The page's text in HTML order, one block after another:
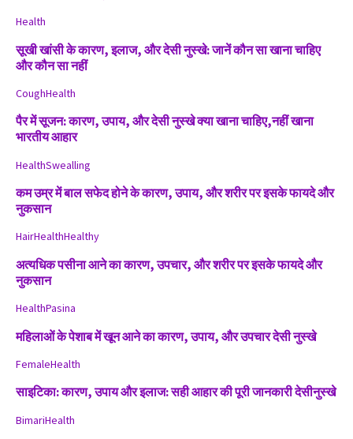
Health
सूखी खांसी के कारण, इलाज, और देसी नुस्खे: जानें कौन सा खाना चाहिए
और कौन सा नहीं
CoughHealth
पैर में सूजन: कारण, उपाय, और देसी नुस्खे क्या खाना चाहिए,नहीं खाना
भारतीय आहार
HealthSwealling
कम उम्र में बाल सफेद होने के कारण, उपाय, और शरीर पर इसके फायदे और
नुकसान
HairHealthHealthy
अत्यधिक पसीना आने का कारण, उपचार, और शरीर पर इसके फायदे और
नुकसान
HealthPasina
महिलाओं के पेशाब में खून आने का कारण, उपाय, और उपचार देसी नुस्खे
FemaleHealth
साइटिका: कारण, उपाय और इलाज: सही आहार की पूरी जानकारी देसीनुस्खे
BimariHealth